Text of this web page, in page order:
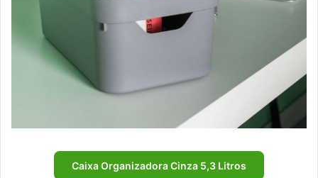
Caixa Organizadora Cinza 5,3 Litros